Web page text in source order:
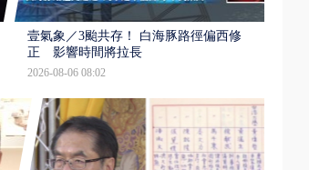
壹氣象／3颱共存！ 白海豚路徑偏西修
正 影響時間將拉長
2026-08-06 08:02